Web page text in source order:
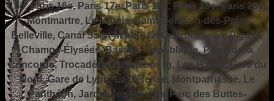
15e, Paris 16e, Paris 17e, Paris 18e, Paris 19e, Paris 20e,
Montmartre, Le Marais, Saint-Germain-des-Prés,
Belleville, Canal Saint-Martin, Le Quartier Latin, Pigalle,
Champs-Élysées, Bastille, République, Place de la
Concorde, Trocadéro, Luxembourg, Les Halles, Gare du
Nord, Gare de Lyon, La Défense, Montparnasse, Le
Panthéon, Jardin des Plantes, Parc des Buttes-